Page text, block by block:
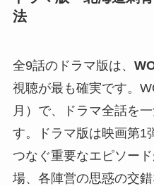
法
全9話のドラマ版は、
視聴が最も確実です。
月）で、ドラマ全話を
す。ドラマ版は映画第1
つなぐ重要なエピソー
場、各陣営の思惑の交